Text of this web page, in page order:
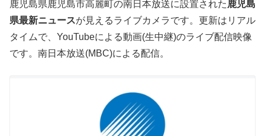
鹿児島県鹿児島市高麗町の南日本放送に設置された 鹿児島
県最新ニュースが見えるライブカメラです。更新はリアル
タイムで、YouTubeによる動画(生中継)のライブ配信映像
です。南日本放送(MBC)による配信。